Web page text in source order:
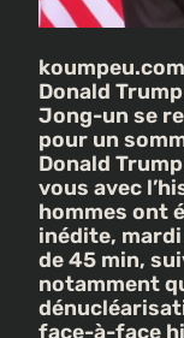
Donald
Jong-un se
pour un
Donald
vous avec
hommes ont
inédite,
de 45 min,
notamment
face-à-face